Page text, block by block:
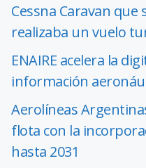
Cessna Caravan que
realizaba un vuelo
ENAIRE acelera la
información
Aerolíneas
flota con la
hasta 2031